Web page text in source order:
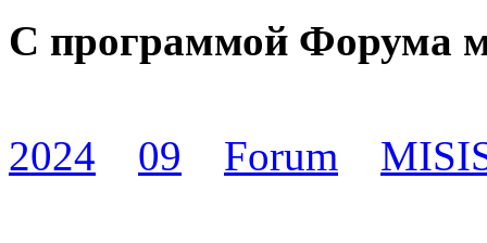
С программой Форума
2024 09 Forum